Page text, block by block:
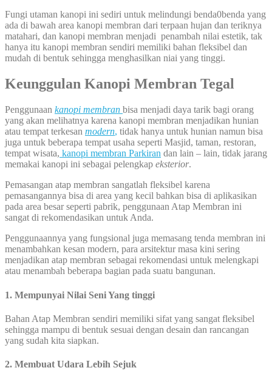
Fungi utaman kanopi ini sediri untuk melindungi benda0benda yang
ada di bawah area kanopi membran dari terpaan hujan dan teriknya
matahari, dan kanopi membran menjadi penambah nilai estetik, tak
hanya itu kanopi membran sendiri memiliki bahan fleksibel dan
mudah di bentuk sehingga menghasilkan niai yang tinggi.
Keunggulan Kanopi Membran Tegal
Penggunaan kanopi membran bisa menjadi daya tarik bagi orang
yang akan melihatnya karena kanopi membran menjadikan hunian
atau tempat terkesan modern, tidak hanya untuk hunian namun bisa
juga untuk beberapa tempat usaha seperti Masjid, taman, restoran,
tempat wisata, kanopi membran Parkiran dan lain – lain, tidak jarang
memakai kanopi ini sebagai pelengkap eksterior.
Pemasangan atap membran sangatlah fleksibel karena
pemasangannya bisa di area yang kecil bahkan bisa di aplikasikan
pada area besar seperti pabrik, penggunaan Atap Membran ini
sangat di rekomendasikan untuk Anda.
Penggunaannya yang fungsional juga memasang tenda membran ini
menambahkan kesan modern, para arsitektur masa kini sering
menjadikan atap membran sebagai rekomendasi untuk melengkapi
atau menambah beberapa bagian pada suatu bangunan.
1. Mempunyai Nilai Seni Yang tinggi
Bahan Atap Membran sendiri memiliki sifat yang sangat fleksibel
sehingga mampu di bentuk sesuai dengan desain dan rancangan
yang sudah kita siapkan.
2. Membuat Udara Lebih Sejuk